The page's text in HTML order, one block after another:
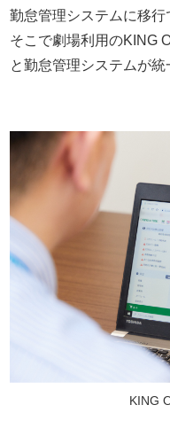
勤怠管理システムに移行
そこで劇場利用のKING
と勤怠管理システムが統
KING